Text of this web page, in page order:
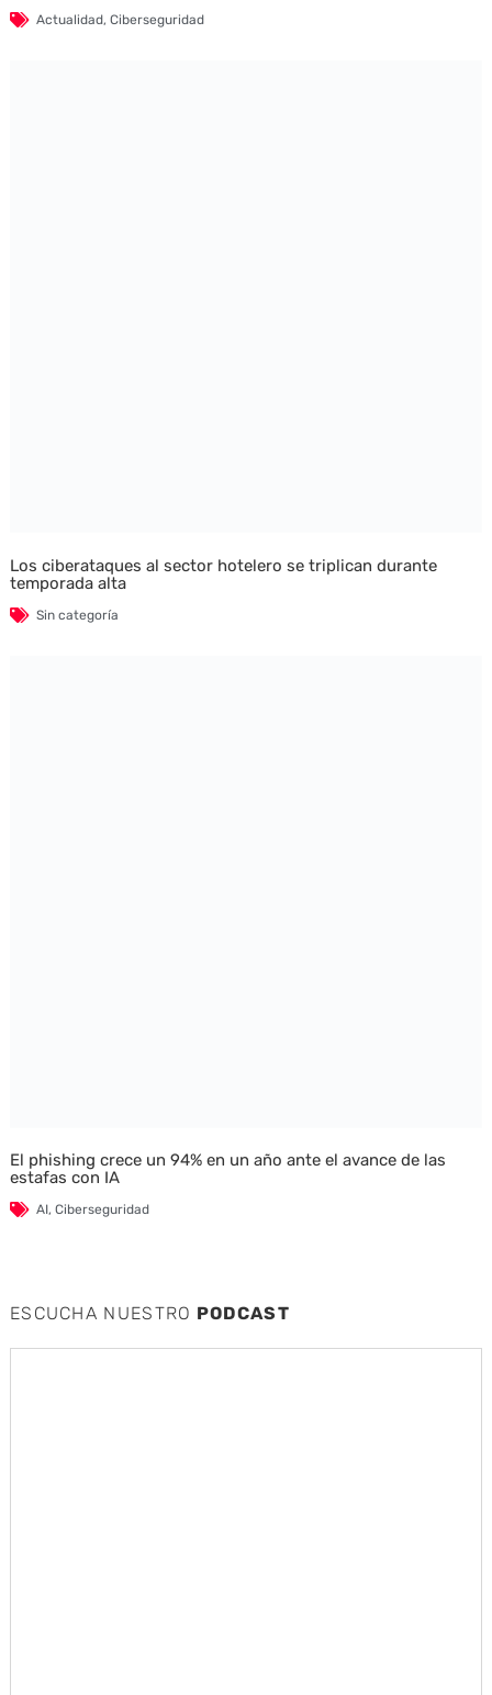
Actualidad, Ciberseguridad
Los ciberataques al sector hotelero se triplican durante
temporada alta
Sin categoría
El phishing crece un 94% en un año ante el avance de las
estafas con IA
AI, Ciberseguridad
ESCUCHA NUESTRO PODCAST